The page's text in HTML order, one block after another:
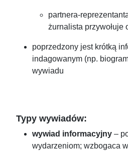
partnera-
żurnalista przywołuje
poprzedzony jest krótką
indagowanym (np.
wywiadu
Typy wywiadów:
wywiad informacyjny –
wydarzeniom; wzbogaca